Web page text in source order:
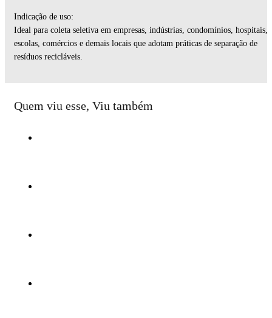
Indicação de uso:
Ideal para coleta seletiva em empresas, indústrias, condomínios, hospitais,
escolas, comércios e demais locais que adotam práticas de separação de
resíduos recicláveis.
Quem viu esse, Viu também